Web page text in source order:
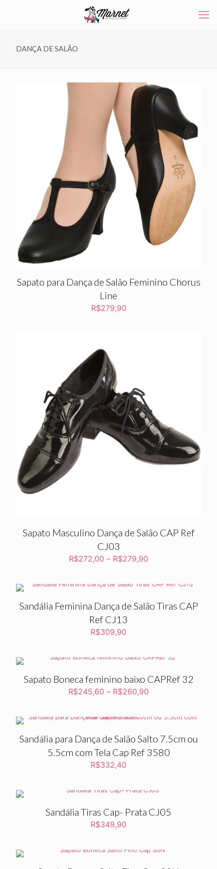
DANÇA DE SALÃO
Sapato para Dança de Salão Feminino Chorus
Line
R$279,90
Sapato Masculino Dança de Salão CAP Ref
CJ03
R$272,00 – R$279,90
Sandália Feminina Dança de Salão Tiras CAP
Ref CJ13
R$309,90
Sapato Boneca feminino baixo CAPRef 32
R$245,60 – R$260,90
Sandália para Dança de Salão Salto 7.5cm ou
5.5cm com Tela Cap Ref 3580
R$332,40
Sandália Tiras Cap- Prata CJ05
R$349,90